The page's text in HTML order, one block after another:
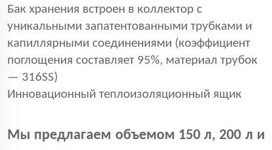
Бак хранения встроен в коллектор с
уникальными запатентованными трубками и
капиллярными соединениями (коэффициент
поглощения составляет 95%, материал трубок
— 316SS)
Инновационный теплоизоляционный ящик
Мы предлагаем объемом 150 л, 200 л и